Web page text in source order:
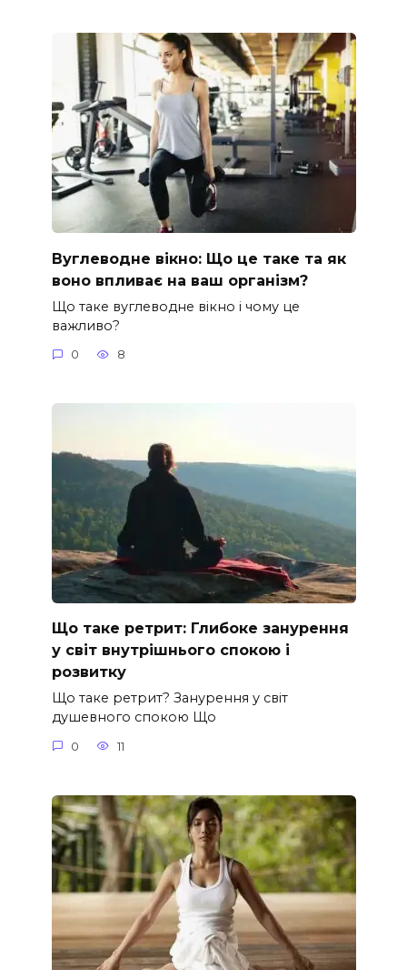
Вуглеводне вікно: Що це таке та як
воно впливає на ваш організм?
Що таке вуглеводне вікно і чому це
важливо?
0 8
Що таке ретрит: Глибоке занурення
у світ внутрішнього спокою і
розвитку
Що таке ретрит? Занурення у світ
душевного спокою Що
0 11